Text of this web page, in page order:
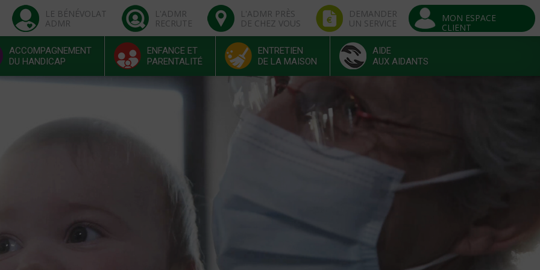
LE BÉNÉVOLAT
ADMR
L'ADMR
RECRUTE
L'ADMR PRÈS
DE CHEZ VOUS
DEMANDER
UN SERVICE
MON ESPACE
CLIENT
ACCOMPAGNEMENT
DU HANDICAP
ENFANCE ET
PARENTALITÉ
ENTRETIEN
DE LA MAISON
AIDE
AUX AIDANTS